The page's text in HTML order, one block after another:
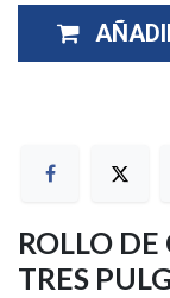
ROLLO
TRES